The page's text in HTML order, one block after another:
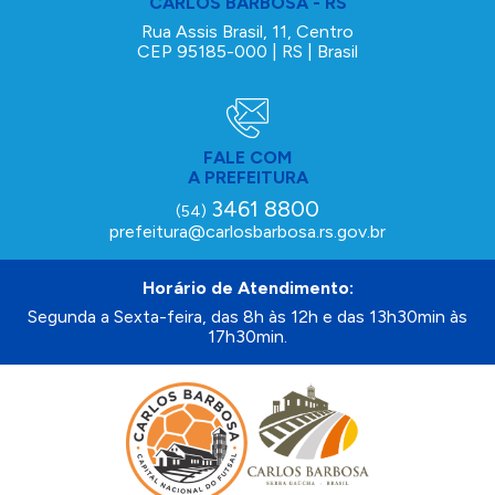
Rua Assis Brasil, 11, Centro
CEP 95185-000 | RS | Brasil
FALE COM
A PREFEITURA
(54) 3461 8800
prefeitura@carlosbarbosa.rs.gov.br
Horário de Atendimento:
Segunda a Sexta-feira, das 8h às 12h e das 13h30min às
17h30min.